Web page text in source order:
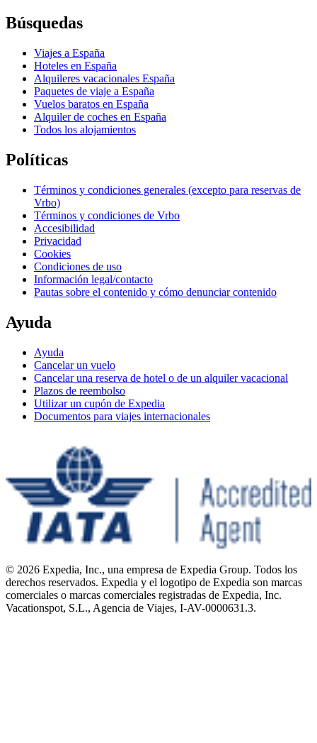
Búsquedas
Viajes a España
Hoteles en España
Alquileres vacacionales España
Paquetes de viaje a España
Vuelos baratos en España
Alquiler de coches en España
Todos los alojamientos
Políticas
Términos y condiciones generales (excepto para reservas de
Vrbo)
Términos y condiciones de Vrbo
Accesibilidad
Privacidad
Cookies
Condiciones de uso
Información legal/contacto
Pautas sobre el contenido y cómo denunciar contenido
Ayuda
Ayuda
Cancelar un vuelo
Cancelar una reserva de hotel o de un alquiler vacacional
Plazos de reembolso
Utilizar un cupón de Expedia
Documentos para viajes internacionales
© 2026 Expedia, Inc., una empresa de Expedia Group. Todos los
derechos reservados. Expedia y el logotipo de Expedia son marcas
comerciales o marcas comerciales registradas de Expedia, Inc.
Vacationspot, S.L., Agencia de Viajes, I-AV-0000631.3.